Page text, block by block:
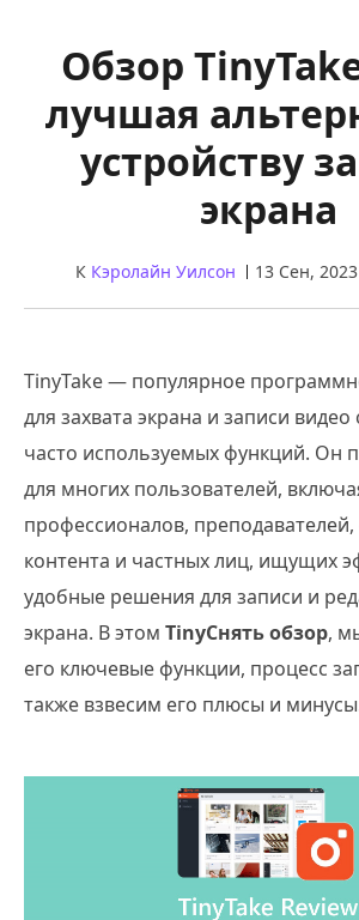
Обзор
лучшая
устройству
экрана
К Кэролайн Уилсон 13 Сен, 2023
TinyTake — популярное
для захвата экрана и записи
часто используемых функций. Он
для многих пользователей,
профессионалов, преподавателей,
контента и частных лиц, ищущих
удобные решения для записи и
экрана. В этом TinyСнять обзор,
его ключевые функции, процесс
также взвесим его плюсы и